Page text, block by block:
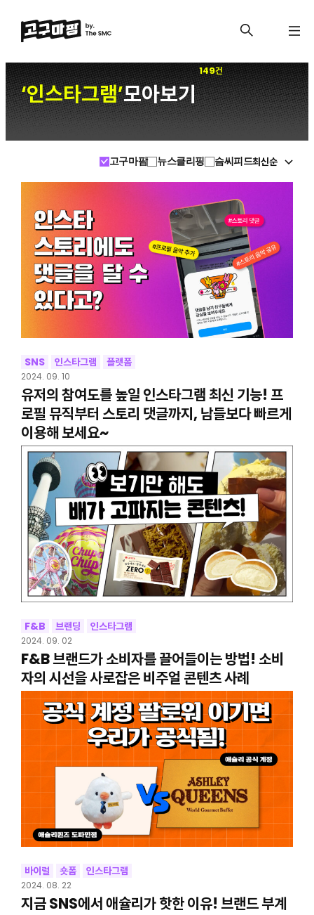
‘인스타그램’모아보기
149건
고구마팜 뉴스클리핑 슴씨피드최신순
SNS 인스타그램 플랫폼
2024. 09. 10
유저의 참여도를 높일 인스타그램 최신 기능! 프
로필 뮤직부터 스토리 댓글까지, 남들보다 빠르게
이용해 보세요~
F&B 브랜딩 인스타그램
2024. 09. 02
F&B 브랜드가 소비자를 끌어들이는 방법! 소비
자의 시선을 사로잡은 비주얼 콘텐츠 사례
바이럴 숏폼 인스타그램
2024. 08. 22
지금 SNS에서 애슐리가 핫한 이유! 브랜드 부계